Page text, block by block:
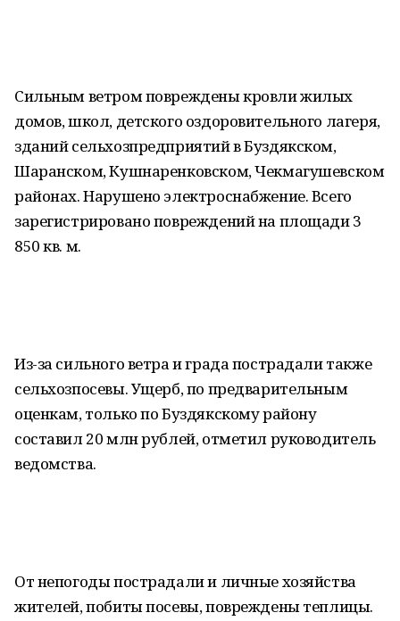
Сильным ветром повреждены кровли жилых
домов, школ, детского оздоровительного лагеря,
зданий сельхозпредприятий в Буздякском,
Шаранском, Кушнаренковском, Чекмагушевском
районах. Нарушено электроснабжение. Всего
зарегистрировано повреждений на площади 3
850 кв. м.
Из-за сильного ветра и града пострадали также
сельхозпосевы. Ущерб, по предварительным
оценкам, только по Буздякскому району
составил 20 млн рублей, отметил руководитель
ведомства.
От непогоды пострадали и личные хозяйства
жителей, побиты посевы, повреждены теплицы.